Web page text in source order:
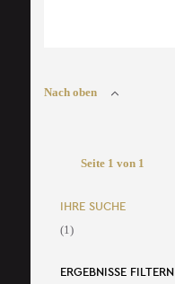
Nach oben
Seite 1 von 1
IHRE SUCHE
(1)
ERGEBNISSE FILTERN